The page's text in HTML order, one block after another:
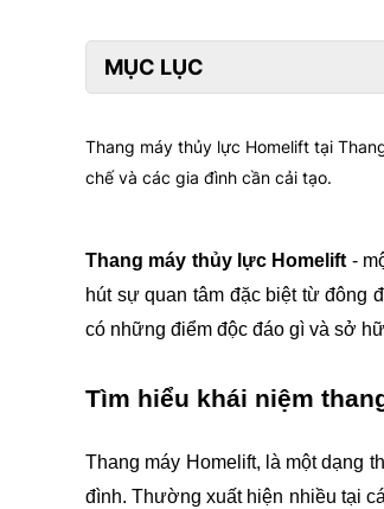
MỤC LỤC
Thang máy thủy lực Homelift tại
chế và các gia đình cần cải tạo.
Thang máy thủy lực Homelift -
hút sự quan tâm đặc biệt từ đông
có những điểm độc đáo gì và sở
Tìm hiểu khái niệm
Thang máy Homelift, là một dạng
đình. Thường xuất hiện nhiều tại